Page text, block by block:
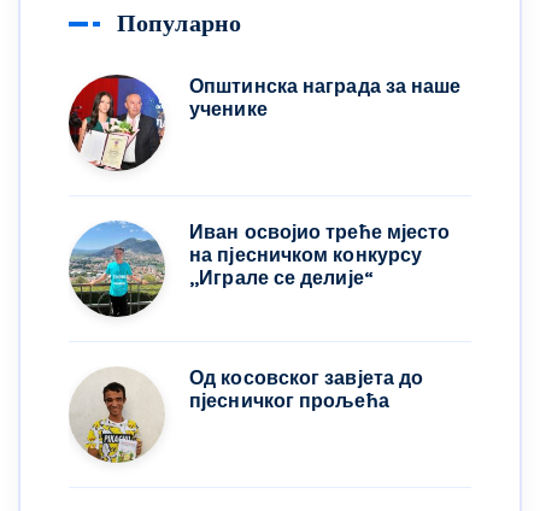
Популарно
Општинска награда за наше
ученике
Иван освојио треће мјесто
на пјесничком конкурсу
,,Играле се делије“
Од косовског завјета до
пјесничког прољећа